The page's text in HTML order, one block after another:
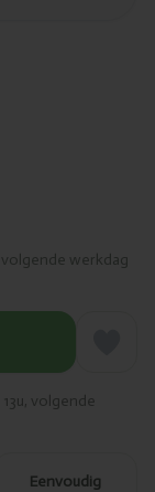
werkdag
volgende
Eenvoudig